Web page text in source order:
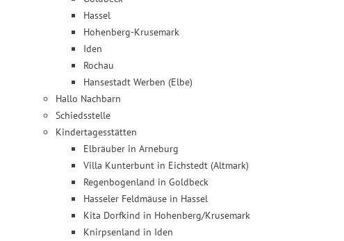
Hassel
Hohenberg-Krusemark
Iden
Rochau
Hansestadt Werben (Elbe)
Hallo Nachbarn
Schiedsstelle
Kindertagesstätten
Elbräuber in Arneburg
Villa Kunterbunt in Eichstedt (Altmark)
Regenbogenland in Goldbeck
Hasseler Feldmäuse in Hassel
Kita Dorfkind in Hohenberg/Krusemark
Knirpsenland in Iden